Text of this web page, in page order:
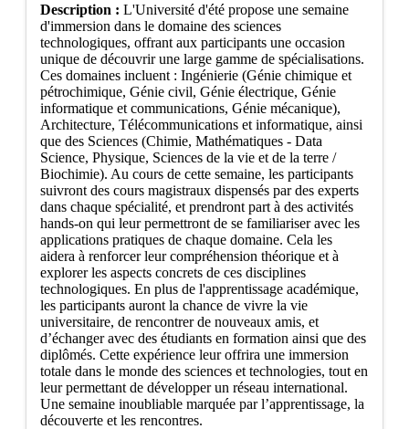
Description : L'Université d'été propose une semaine
d'immersion dans le domaine des sciences
technologiques, offrant aux participants une occasion
unique de découvrir une large gamme de spécialisations.
Ces domaines incluent : Ingénierie (Génie chimique et
pétrochimique, Génie civil, Génie électrique, Génie
informatique et communications, Génie mécanique),
Architecture, Télécommunications et informatique, ainsi
que des Sciences (Chimie, Mathématiques - Data
Science, Physique, Sciences de la vie et de la terre /
Biochimie). Au cours de cette semaine, les participants
suivront des cours magistraux dispensés par des experts
dans chaque spécialité, et prendront part à des activités
hands-on qui leur permettront de se familiariser avec les
applications pratiques de chaque domaine. Cela les
aidera à renforcer leur compréhension théorique et à
explorer les aspects concrets de ces disciplines
technologiques. En plus de l'apprentissage académique,
les participants auront la chance de vivre la vie
universitaire, de rencontrer de nouveaux amis, et
d’échanger avec des étudiants en formation ainsi que des
diplômés. Cette expérience leur offrira une immersion
totale dans le monde des sciences et technologies, tout en
leur permettant de développer un réseau international.
Une semaine inoubliable marquée par l’apprentissage, la
découverte et les rencontres.